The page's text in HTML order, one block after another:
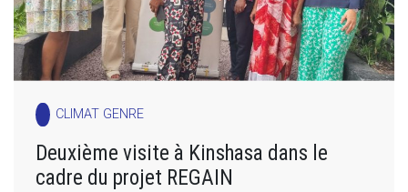
CLIMAT GENRE
Deuxième visite à Kinshasa dans le
cadre du projet REGAIN